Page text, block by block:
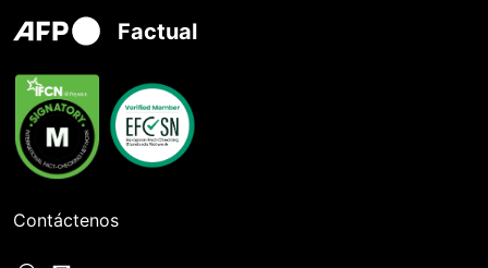
Factual
Contáctenos